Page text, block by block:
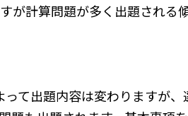
が計算問題が多く出題される
て出題内容は変わりますが